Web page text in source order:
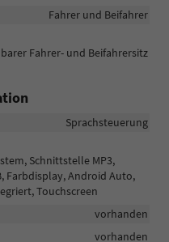
Fahrer und Beifahrer
Fahrer- und Beifahrersitz
Sprachsteuerung
Schnittstelle MP3,
Farbdisplay, Android Auto,
Touchscreen
vorhanden
vorhanden